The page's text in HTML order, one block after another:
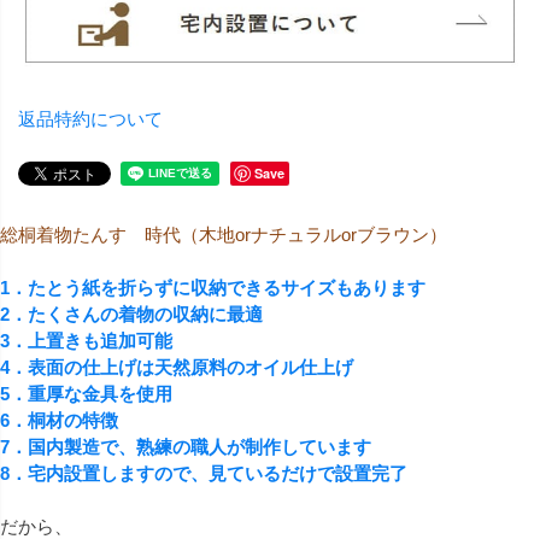
返品特約について
Save
総桐着物たんす 時代（木地orナチュラルorブラウン）
1．たとう紙を折らずに収納できるサイズもあります
2．たくさんの着物の収納に最適
3．上置きも追加可能
4．表面の仕上げは天然原料のオイル仕上げ
5．重厚な金具を使用
6．桐材の特徴
7．国内製造で、熟練の職人が制作しています
8．宅内設置しますので、見ているだけで設置完了
だから、